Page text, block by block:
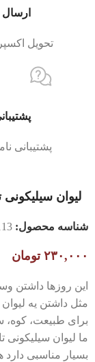
ارسال
تحویل
پشتیبانی
پشتیبانی
لیوان سیلیکونی
شناسه محصول:
۲۳۰,۰۰۰ تومان
این روزها داشتن
مثل داشتن یه
برای طبیعت،
ما لیوان
بسیار مناسبی